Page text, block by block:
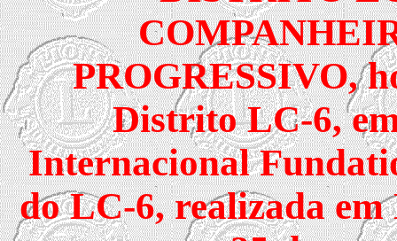
PROGRESSIVO,
Distrito LC-6,
Internacional
do LC-6, realizada em